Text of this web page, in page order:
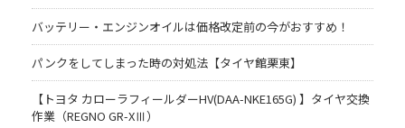
バッテリー・エンジンオイルは価格改定前の今がおすすめ！
パンクをしてしまった時の対処法【タイヤ館栗東】
【トヨタ カローラフィールダーHV(DAA-NKE165G) 】タイヤ交換
作業（REGNO GR-XⅢ）